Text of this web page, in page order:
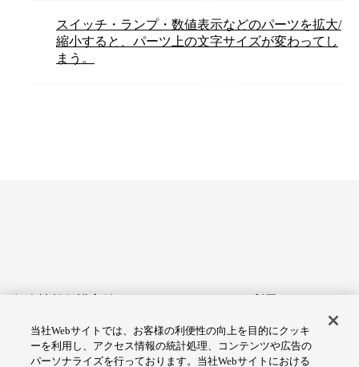
スイッチ・ランプ・数値表示などのパーツを拡大/
縮小すると、パーツ上の文字サイズが変わってし
まう。
アクセシビリティへの対応
Cookie設定
当社Webサイトでは、お客様の利便性の向上を目的にクッキ
ーを利用し、アクセス情報の統計処理、コンテンツや広告の
パーソナライズを行っております。当社Webサイトにおける